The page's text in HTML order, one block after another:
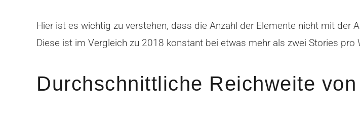
Hier ist es wichtig zu verstehen, dass die Anzahl der Elemente nicht mit der
Diese ist im Vergleich zu 2018 konstant bei etwas mehr als zwei Stories pro
Durchschnittliche Reichweite